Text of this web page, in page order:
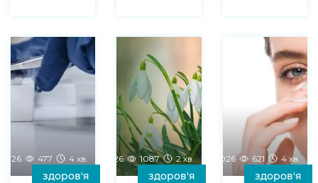
477 4 хв.
здоров'я
27-02-2026 1087 2 хв.
здоров'я
08-02-2026 621 4 хв.
здоров'я